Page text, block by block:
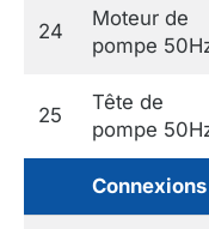
24
Moteur de
pompe
25
Tête de
pompe
Connexions